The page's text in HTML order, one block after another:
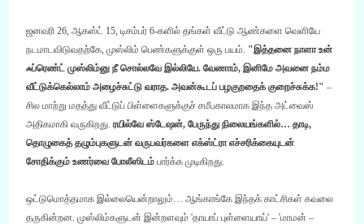
ஜனவரி 26, ஆகஸ்ட் 15, டிசம்பர் 6-களில் தங்கள் வீட்டு ஆண்களை வெளியே
நடமாடவிடுவதற்கே, முஸ்லிம் பெண்களுக்குள் ஒரு பயம். "இத்தனை நாளா உன்
ஃப்ரெண்ட் முஸ்லிம்னு நீ சொல்லவே இல்லியே. வேணாம், இனிமே அவனை நம்ம
வீட்டுக்கெல்லாம் அழைச்சுட்டு வராத. அவன்கூடப் பழகுறதைக் குறைச்சுக்க!" –
சில மாற்று மதத்து வீட்டுப் பிள்ளைகளுக்குச் சமீபகாலமாக இந்த அட்வைஸ்
அதிகமாகி வருகிறது. ரயில்வே ஸ்டேஷன், பேருந்து நிலையங்களில்… தாடி,
தொழுகைத் தழும்புகளுடன் வருபவர்களை எக்ஸ்ட்ரா எச்சரிக்கையுடன்
சோதிக்கும் உணர்வை போலீஸிடம் பார்க்க முடிகிறது.
ஒட்டுமொத்தமாக இல்லையென்றாலும்… ஆங்காங்கே இந்தக் காட்சிகள் கவலை
தருகின்றன. முஸ்லிம்களுடன் இன்றளவும் 'தாயாப் புள்ளையாய்' – 'மாமன் –